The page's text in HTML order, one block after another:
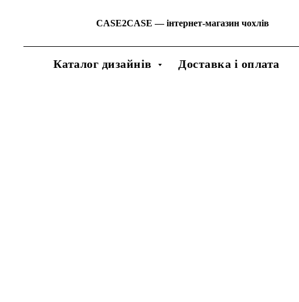
CASE2CASE—інтернет-магазин чохлів
Каталог дизайнів Доставка і оплата